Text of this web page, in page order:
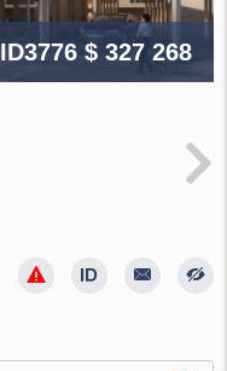
ID3776$ 327 268